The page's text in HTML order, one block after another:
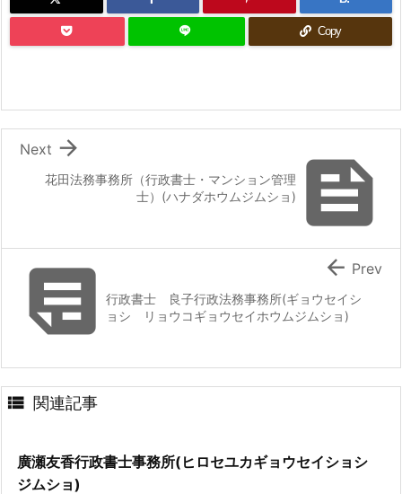
Copy

花田法務事務所（行政書士・マンション管理
士）(ハナダホウムジムショ)

Next
行政書士 良子行政法務事務所(ギョウセイシ
ョシ リョウコギョウセイホウムジムショ)
 Prev
 関連記事
廣瀬友香行政書士事務所(ヒロセユカギョウセイショシ
ジムショ)